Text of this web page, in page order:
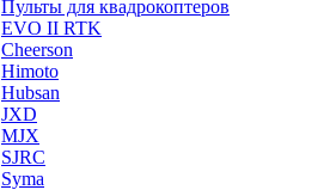
Пульты для квадрокоптеров
EVO II RTK
Cheerson
Himoto
Hubsan
JXD
MJX
SJRC
Syma